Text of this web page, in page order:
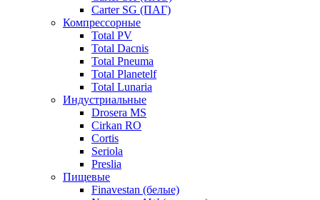
Carter SG (ПАГ)
Компрессорные
Total PV
Total Dacnis
Total Pneuma
Total Planetelf
Total Lunaria
Индустриальные
Drosera MS
Cirkan RO
Cortis
Seriola
Preslia
Пищевые
Finavestan (белые)